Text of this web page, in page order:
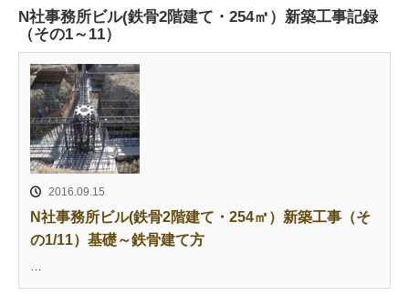
N社事務所ビル(鉄骨2階建て・254㎡）新築工事記録
（その1～11）
2016.09.15
N社事務所ビル(鉄骨2階建て・254㎡）新築工事（そ
の1/11）基礎～鉄骨建て方
…